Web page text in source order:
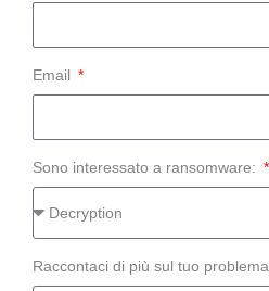
Email
Sono interessato a ransomware:
Raccontaci di più sul tuo problema